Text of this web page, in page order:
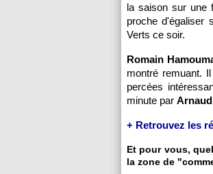
la saison sur une
proche d'égaliser
Verts ce soir.
Romain
montré remuant.
percées
minute par
+ Retrouvez les
Et pour vous,
la zone de